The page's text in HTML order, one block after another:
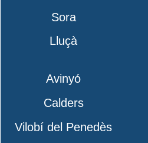
Sora
Lluçà
Avinyó
Calders
Vilobí del Penedès